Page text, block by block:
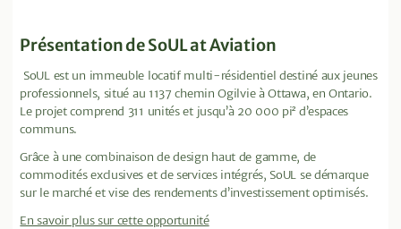
Présentation de SoUL at Aviation
SoUL est un immeuble locatif multi-résidentiel destiné aux jeunes
professionnels, situé au 1137 chemin Ogilvie à Ottawa, en Ontario.
Le projet comprend 311 unités et jusqu’à 20 000 pi² d’espaces
communs.
Grâce à une combinaison de design haut de gamme, de
commodités exclusives et de services intégrés, SoUL se démarque
sur le marché et vise des rendements d’investissement optimisés.
En savoir plus sur cette opportunité